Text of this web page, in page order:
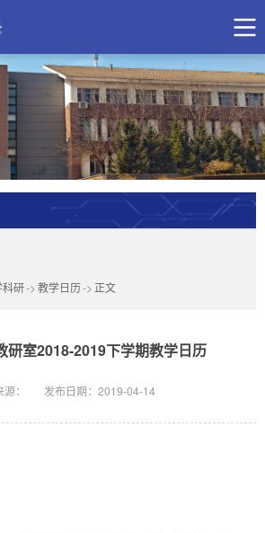
科研-> 教学日历-> 正文
研室2018-2019下学期教学日历
： 发布日期：2019-04-14